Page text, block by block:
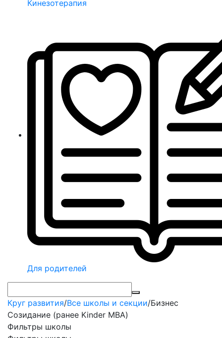
Кинезотерапия
Для родителей
Круг развития/Все школы и секции/Бизнес
Созидание (ранее Kinder MBA)
Фильтры школы